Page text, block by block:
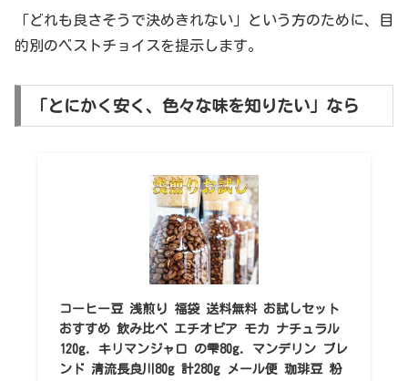
「どれも良さそうで決めきれない」という方のために、目
的別のベストチョイスを提示します。
「とにかく安く、色々な味を知りたい」なら
コーヒー豆 浅煎り 福袋 送料無料 お試しセット
おすすめ 飲み比べ エチオピア モカ ナチュラル
120g. キリマンジャロ の雫80g. マンデリン ブレ
ンド 清流長良川80g 計280g メール便 珈琲豆 粉